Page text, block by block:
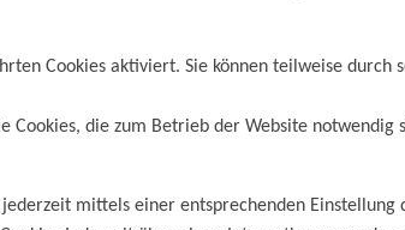
Cookies aktiviert. Sie können teilweise
Cookies, die zum Betrieb der Website
mittels einer entsprechenden